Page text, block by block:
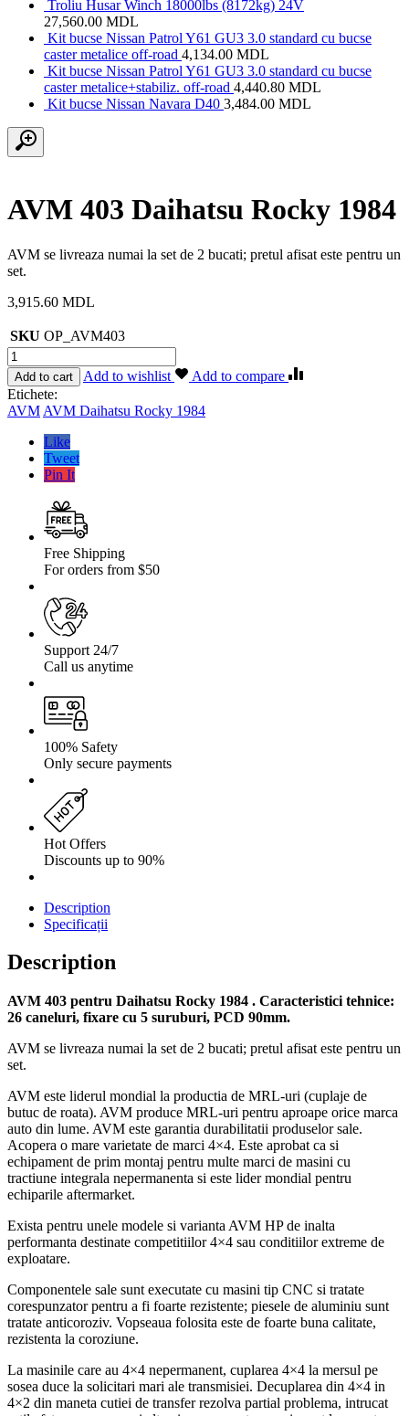
Troliu Husar Winch 18000lbs (8172kg) 24V
27,560.00 MDL
Kit bucse Nissan Patrol Y61 GU3 3.0 standard cu bucse
caster metalice off-road 4,134.00 MDL
Kit bucse Nissan Patrol Y61 GU3 3.0 standard cu bucse
caster metalice+stabiliz. off-road 4,440.80 MDL
Kit bucse Nissan Navara D40 3,484.00 MDL
AVM 403 Daihatsu Rocky 1984
AVM se livreaza numai la set de 2 bucati; pretul afisat este pentru un
set.
3,915.60 MDL
SKU OP_AVM403
Cantitate
AVM
403
Daihatsu
Rocky
Add to cart Add to wishlist
Add to compare
Etichete:
AVM AVM Daihatsu Rocky 1984
Like
Tweet
Pin It
Free Shipping
For orders from $50
Support 24/7
Call us anytime
100% Safety
Only secure payments
Hot Offers
Discounts up to 90%
Description
Specificații
Description
AVM 403 pentru Daihatsu Rocky 1984 . Caracteristici tehnice:
26 caneluri, fixare cu 5 suruburi, PCD 90mm.
AVM se livreaza numai la set de 2 bucati; pretul afisat este pentru un
set.
AVM este liderul mondial la productia de MRL-uri (cuplaje de
butuc de roata). AVM produce MRL-uri pentru aproape orice marca
auto din lume. AVM este garantia durabilitatii produselor sale.
Acopera o mare varietate de marci 4×4. Este aprobat ca si
echipament de prim montaj pentru multe marci de masini cu
tractiune integrala nepermanenta si este lider mondial pentru
echiparile aftermarket.
Exista pentru unele modele si varianta AVM HP de inalta
performanta destinate competitiilor 4×4 sau conditiilor extreme de
exploatare.
Componentele sale sunt executate cu masini tip CNC si tratate
corespunzator pentru a fi foarte rezistente; piesele de aluminiu sunt
tratate anticoroziv. Vopseaua folosita este de foarte buna calitate,
rezistenta la coroziune.
La masinile care au 4×4 nepermanent, cuplarea 4×4 la mersul pe
sosea duce la solicitari mari ale transmisiei. Decuplarea din 4×4 in
4×2 din maneta cutiei de transfer rezolva partial problema, intrucat